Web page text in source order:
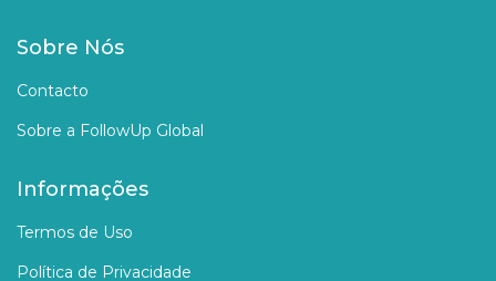
Sobre Nós
Contacto
Sobre a FollowUp Global
Informações
Termos de Uso
Política de Privacidade